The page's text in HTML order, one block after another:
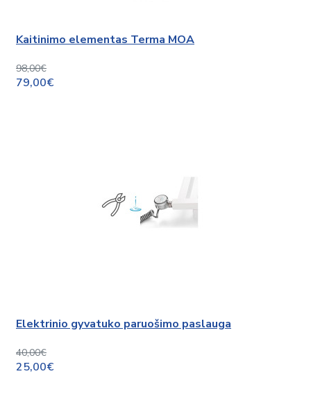
Kaitinimo elementas Terma MOA
98,00€
79,00€
Elektrinio gyvatuko paruošimo paslauga
40,00€
25,00€